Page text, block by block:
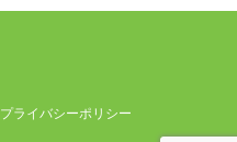
プライバシーポリシー